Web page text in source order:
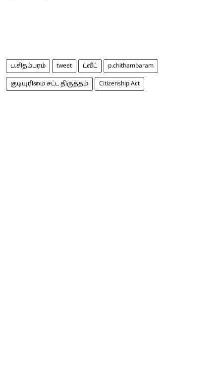
ப.சிதம்பரம் tweet ட்வீட் p.chithambaram
குடியுரிமை சட்ட திருத்தம் Citizenship Act